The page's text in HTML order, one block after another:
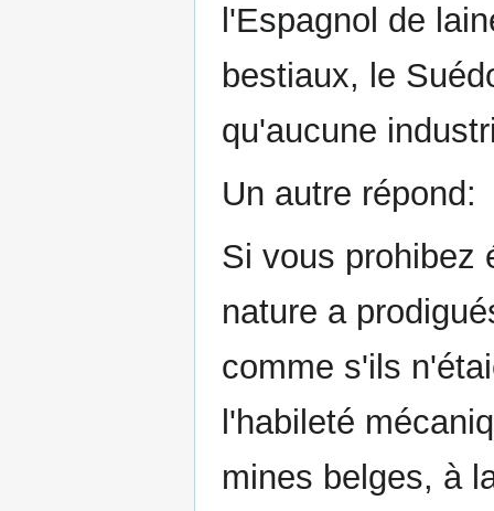
l'Espagnol de
bestiaux, le
qu'aucune
Un autre répond:
Si vous prohibez
nature a
comme s'ils
l'habileté
mines belges, à